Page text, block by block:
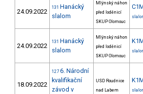
24.09.2022
131 Hanácký
slalom
Mlýnský náhon
před loděnicí
SKUP Olomouc
24.09.2022
131 Hanácký
slalom
Mlýnský náhon
před loděnicí
SKUP Olomouc
18.09.2022
127 6. Národní
kvalifikační
závod v
USD Roudnice
nad Labem